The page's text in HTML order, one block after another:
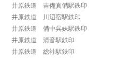
井原鉄道 吉備真備駅鉄印
井原鉄道 川辺宿駅鉄印
井原鉄道 備中呉妹駅鉄印
井原鉄道 清音駅鉄印
井原鉄道 総社駅鉄印